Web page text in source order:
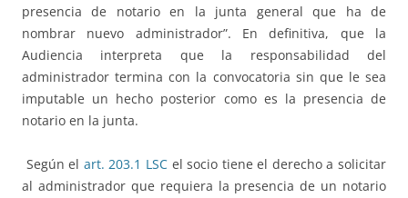
presencia de notario en la junta general que ha de
nombrar nuevo administrador”. En definitiva, que la
Audiencia interpreta que la responsabilidad del
administrador termina con la convocatoria sin que le sea
imputable un hecho posterior como es la presencia de
notario en la junta.
Según el art. 203.1 LSCel socio tiene el derecho a solicitar
al administrador que requiera la presencia de un notario